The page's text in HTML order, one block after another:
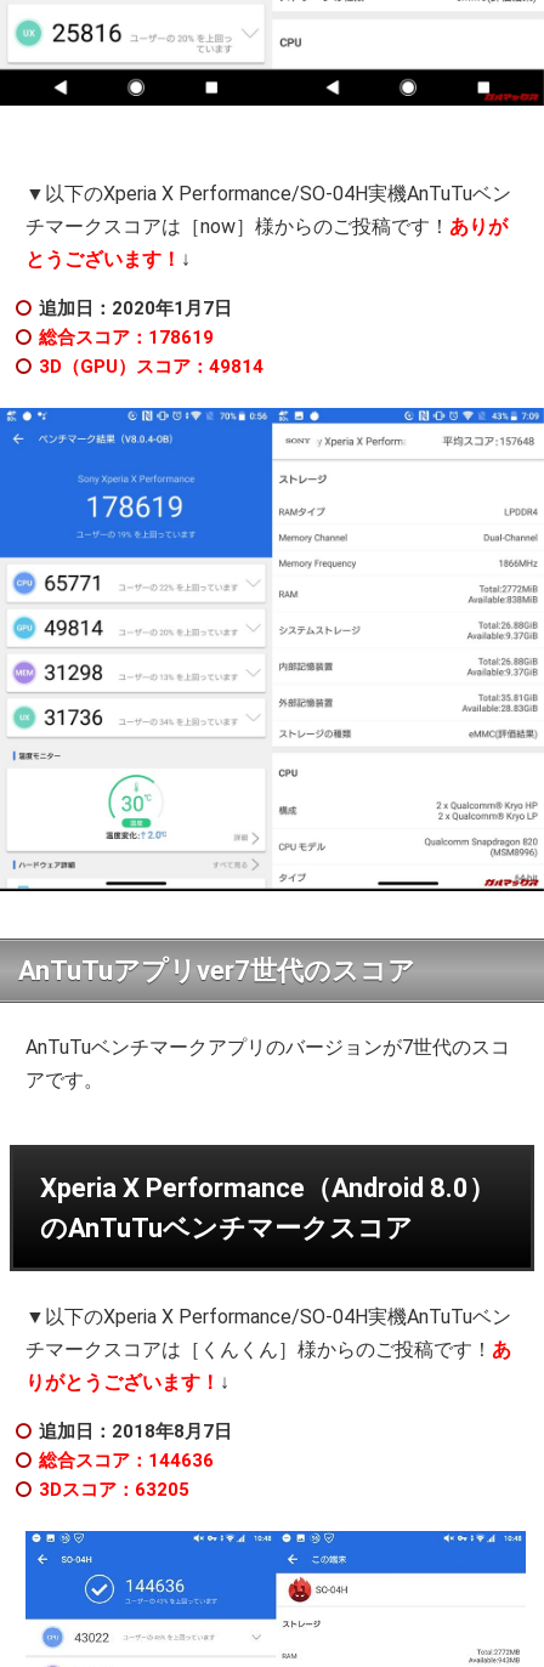
▼以下のXperia X Performance/SO-04H実機AnTuTuベン
チマークスコアは［now］様からのご投稿です！ ありが
とうございます！ ↓
追加日：2020年1月7日
総合スコア：178619
3D（GPU）スコア：49814
AnTuTuアプリver7世代のスコア
AnTuTuベンチマークアプリのバージョンが7世代のスコ
アです。
Xperia X Performance（Android 8.0）
のAnTuTuベンチマークスコア
▼以下のXperia X Performance/SO-04H実機AnTuTuベン
チマークスコアは［くんくん］様からのご投稿です！ あ
りがとうございます！ ↓
追加日：2018年8月7日
総合スコア：144636
3Dスコア：63205